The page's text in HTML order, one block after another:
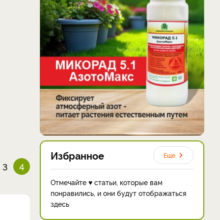
3 4
Избранное Еще
Отмечайте ♥ статьи, которые вам
понравились, и они будут отображаться
здесь